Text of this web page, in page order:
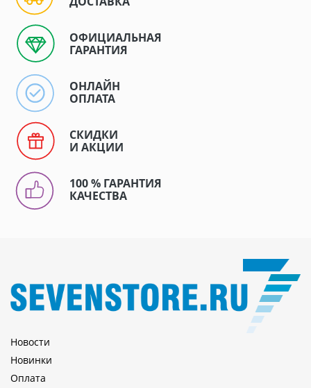
ОФИЦИАЛЬНАЯ
ГАРАНТИЯ
ОНЛАЙН
ОПЛАТА
СКИДКИ
И АКЦИИ
100 % ГАРАНТИЯ
КАЧЕСТВА
Новости
Новинки
Оплата